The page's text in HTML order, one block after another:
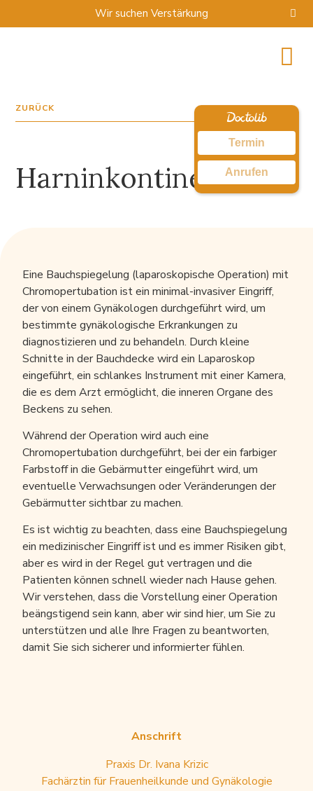
Termin
Anrufen
Wir suchen Verstärkung
ZURÜCK
Harninkontinenz
Eine Bauchspiegelung (laparoskopische Operation) mit
Chromopertubation ist ein minimal-invasiver Eingriff,
der von einem Gynäkologen durchgeführt wird, um
bestimmte gynäkologische Erkrankungen zu
diagnostizieren und zu behandeln. Durch kleine
Schnitte in der Bauchdecke wird ein Laparoskop
eingeführt, ein schlankes Instrument mit einer Kamera,
die es dem Arzt ermöglicht, die inneren Organe des
Beckens zu sehen.
Während der Operation wird auch eine
Chromopertubation durchgeführt, bei der ein farbiger
Farbstoff in die Gebärmutter eingeführt wird, um
eventuelle Verwachsungen oder Veränderungen der
Gebärmutter sichtbar zu machen.
Es ist wichtig zu beachten, dass eine Bauchspiegelung
ein medizinischer Eingriff ist und es immer Risiken gibt,
aber es wird in der Regel gut vertragen und die
Patienten können schnell wieder nach Hause gehen.
Wir verstehen, dass die Vorstellung einer Operation
beängstigend sein kann, aber wir sind hier, um Sie zu
unterstützen und alle Ihre Fragen zu beantworten,
damit Sie sich sicherer und informierter fühlen.
Anschrift
Praxis Dr. Ivana Krizic
Fachärztin für Frauenheilkunde und Gynäkologie